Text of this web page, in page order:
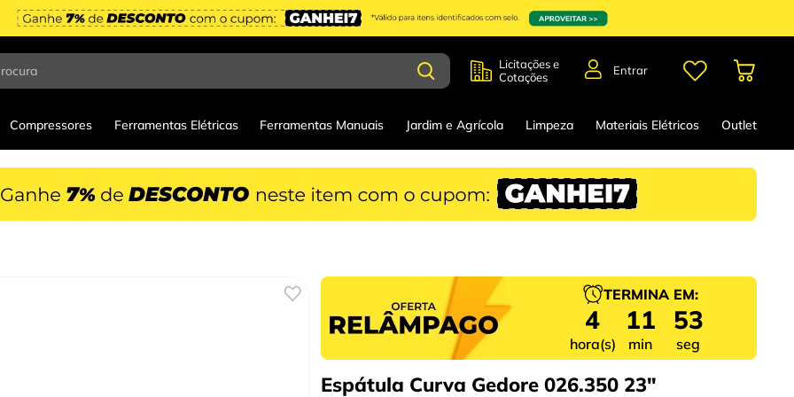
Licitações e
Cotações
Entrar
Compressores Ferramentas Elétricas Ferramentas Manuais Jardim e Agrícola Limpeza Materiais Elétricos Outlet
TERMINA EM:
4
hora(s)
11
min
53
seg
Espátula Curva Gedore 026.350 23"